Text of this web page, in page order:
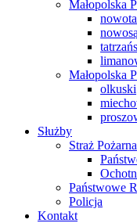
Małopolska
Małopolska
olkuski
Służby
Straż Pożarna
Państwowe
Policja
Kontakt